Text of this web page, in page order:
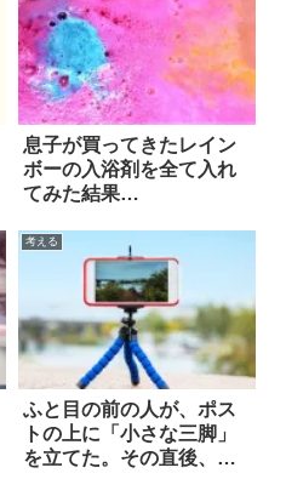
息子が買ってきたレイン
ボーの入浴剤を全て入れ
てみた結果…
考える
ふと目の前の人が、ポス
トの上に「小さな三脚」
を立てた。その直後、ハ